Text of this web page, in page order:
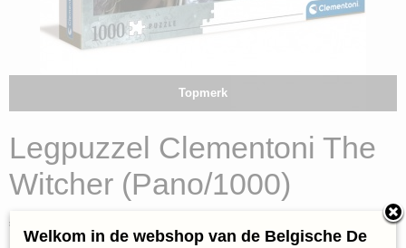
Topmerk
Legpuzzel Clementoni The
Witcher (Pano/1000)
€ 15,95 (inclusief btw 21%)
Welkom in de webshop van de Belgische De